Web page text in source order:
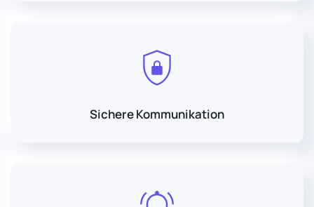
Sichere Kommunikation